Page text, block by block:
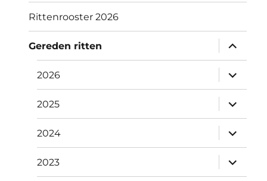
Rittenrooster 2026
Gereden ritten
2026
2025
2024
2023